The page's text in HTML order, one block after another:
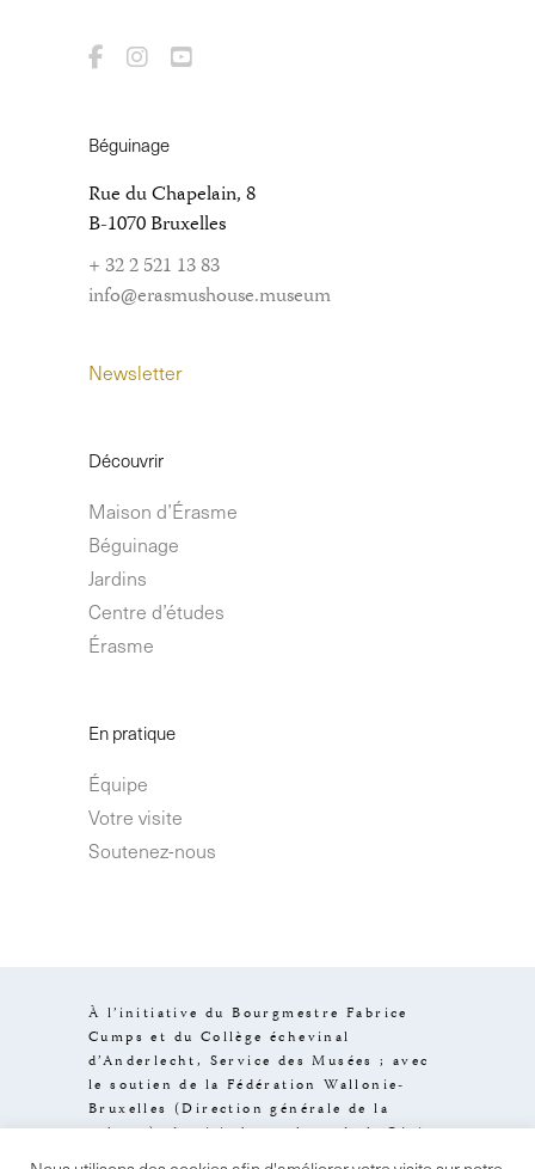
Béguinage
Rue du Chapelain, 8
B-1070 Bruxelles
+ 32 2 521 13 83
info@erasmushouse.museum
Newsletter
Découvrir
Maison d’Érasme
Béguinage
Jardins
Centre d’études
Érasme
En pratique
Équipe
Votre visite
Soutenez-nous
À l’initiative du Bourgmestre Fabrice
Cumps et du Collège échevinal
d’Anderlecht, Service des Musées ; avec
le soutien de la Fédération Wallonie-
Bruxelles (Direction générale de la
culture), de visit.brussels et de la Région
de Bruxelles-Capitale.